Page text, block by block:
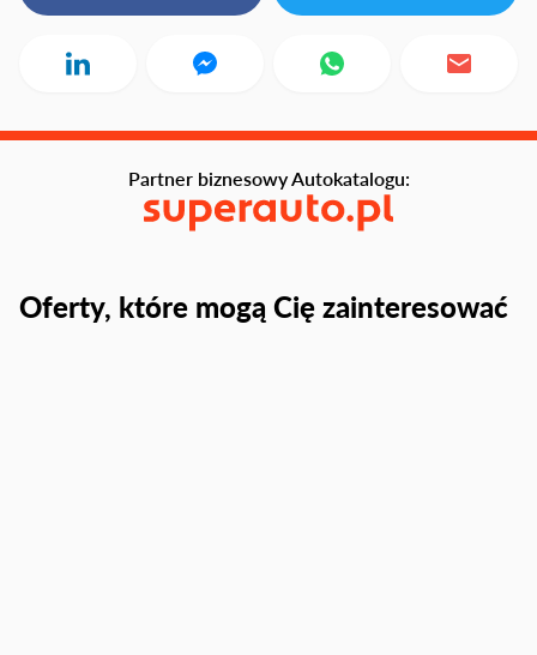
Oferty, które mogą Cię zainteresować
Partner biznesowy Autokatalogu: